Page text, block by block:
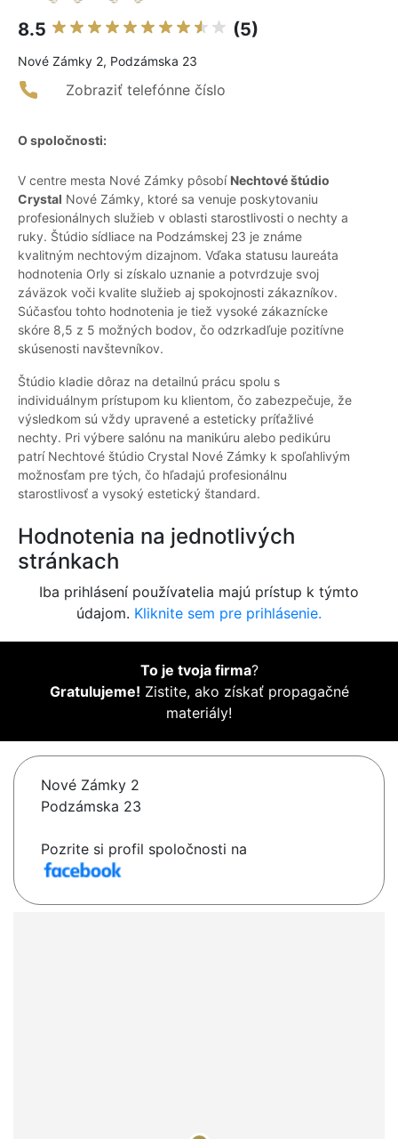
8.5 (5)
Nové Zámky 2, Podzámska 23
Zobraziť telefónne číslo
O spoločnosti:
V centre mesta Nové Zámky pôsobí Nechtové štúdio
Crystal Nové Zámky, ktoré sa venuje poskytovaniu
profesionálnych služieb v oblasti starostlivosti o nechty a
ruky. Štúdio sídliace na Podzámskej 23 je známe
kvalitným nechtovým dizajnom. Vďaka statusu laureáta
hodnotenia Orly si získalo uznanie a potvrdzuje svoj
záväzok voči kvalite služieb aj spokojnosti zákazníkov.
Súčasťou tohto hodnotenia je tiež vysoké zákaznícke
skóre 8,5 z 5 možných bodov, čo odzrkadľuje pozitívne
skúsenosti navštevníkov.
Štúdio kladie dôraz na detailnú prácu spolu s
individuálnym prístupom ku klientom, čo zabezpečuje, že
výsledkom sú vždy upravené a esteticky príťažlivé
nechty. Pri výbere salónu na manikúru alebo pedikúru
patrí Nechtové štúdio Crystal Nové Zámky k spoľahlivým
možnosťam pre tých, čo hľadajú profesionálnu
starostlivosť a vysoký estetický štandard.
Hodnotenia na jednotlivých
stránkach
Iba prihlásení používatelia majú prístup k týmto
údajom. Kliknite sem pre prihlásenie.
To je tvoja firma?
Gratulujeme! Zistite, ako získať propagačné
materiály!
Nové Zámky 2
Podzámska 23
Pozrite si profil spoločnosti na